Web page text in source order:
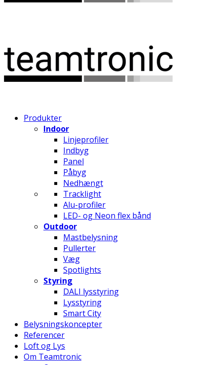
Produkter
Indoor
Linjeprofiler
Indbyg
Panel
Påbyg
Nedhængt
Tracklight
Alu-profiler
LED- og Neon flex bånd
Outdoor
Mastbelysning
Pullerter
Væg
Spotlights
Styring
DALI lysstyring
Lysstyring
Smart City
Belysningskoncepter
Referencer
Loft og Lys
Om Teamtronic